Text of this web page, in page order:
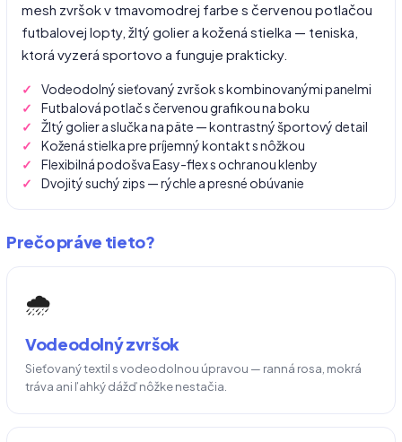
mesh zvršok v tmavomodrej farbe s červenou potlačou
futbalovej lopty, žltý golier a kožená stielka — teniska,
ktorá vyzerá sportovo a funguje prakticky.
Vodeodolný sieťovaný zvršok s kombinovanými panelmi
Futbalová potlač s červenou grafikou na boku
Žltý golier a slučka na päte — kontrastný športový detail
Kožená stielka pre príjemný kontakt s nôžkou
Flexibilná podošva Easy-flex s ochranou klenby
Dvojitý suchý zips — rýchle a presné obúvanie
Prečo práve tieto?
🌧️
Vodeodolný zvršok
Sieťovaný textil s vodeodolnou úpravou — ranná rosa, mokrá
tráva ani ľahký dážď nôžke nestačia.